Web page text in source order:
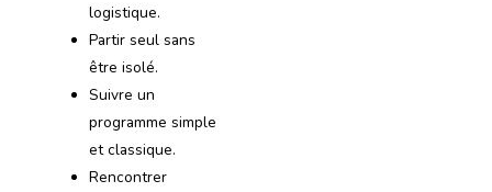
logistique.
Partir seul sans
être isolé.
Suivre un
programme simple
et classique.
Rencontrer